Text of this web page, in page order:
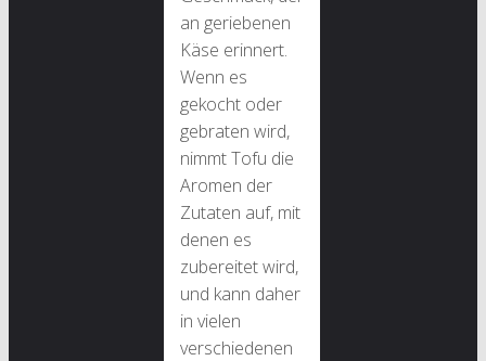
an geriebenen
Käse erinnert.
Wenn es
gekocht oder
gebraten wird,
nimmt Tofu die
Aromen der
Zutaten auf, mit
denen es
zubereitet wird,
und kann daher
in vielen
verschiedenen